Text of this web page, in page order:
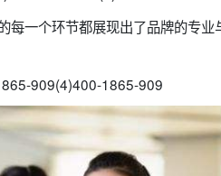
一个环节都展现出了品牌的专业
909(4)400-1865-909